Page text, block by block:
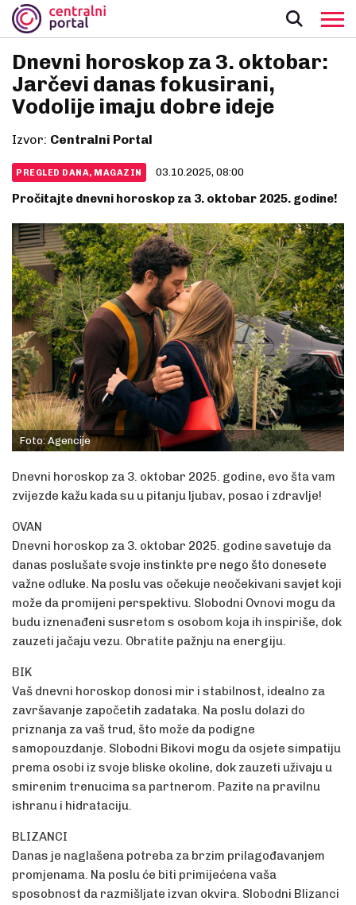
Dnevni horoskop za 3. oktobar:
Jarčevi danas fokusirani,
Vodolije imaju dobre ideje
Izvor: Centralni Portal
PREGLED DANA, MAGAZIN 03.10.2025, 08:00
Pročitajte dnevni horoskop za 3. oktobar 2025. godine!
Foto: Agencije
Dnevni horoskop za 3. oktobar 2025. godine, evo šta vam
zvijezde kažu kada su u pitanju ljubav, posao i zdravlje!
OVAN
Dnevni horoskop za 3. oktobar 2025. godine savetuje da
danas poslušate svoje instinkte pre nego što donesete
važne odluke. Na poslu vas očekuje neočekivani savjet koji
može da promijeni perspektivu. Slobodni Ovnovi mogu da
budu iznenađeni susretom s osobom koja ih inspiriše, dok
zauzeti jačaju vezu. Obratite pažnju na energiju.
BIK
Vaš dnevni horoskop donosi mir i stabilnost, idealno za
završavanje započetih zadataka. Na poslu dolazi do
priznanja za vaš trud, što može da podigne
samopouzdanje. Slobodni Bikovi mogu da osjete simpatiju
prema osobi iz svoje bliske okoline, dok zauzeti uživaju u
smirenim trenucima sa partnerom. Pazite na pravilnu
ishranu i hidrataciju.
BLIZANCI
Danas je naglašena potreba za brzim prilagođavanjem
promjenama. Na poslu će biti primijećena vaša
sposobnost da razmišljate izvan okvira. Slobodni Blizanci